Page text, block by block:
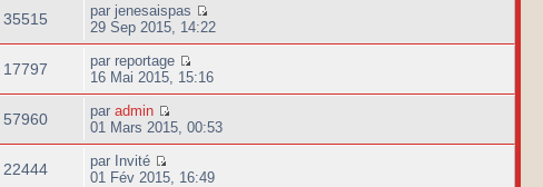
35515
par jenesaispas
29 Sep 2015, 14:22
17797
par reportage
16 Mai 2015, 15:16
57960 par admin
01 Mars 2015, 00:53
22444
par Invité
01 Fév 2015, 16:49